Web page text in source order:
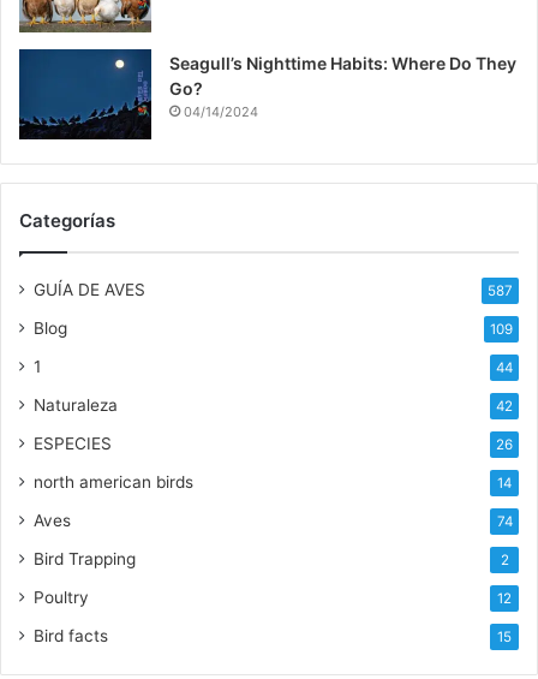
Seagull’s Nighttime Habits: Where Do They
Go?
04/14/2024
Categorías
GUÍA DE AVES 587
Blog 109
1 44
Naturaleza 42
ESPECIES 26
north american birds 14
Aves 74
Bird Trapping 2
Poultry 12
Bird facts 15